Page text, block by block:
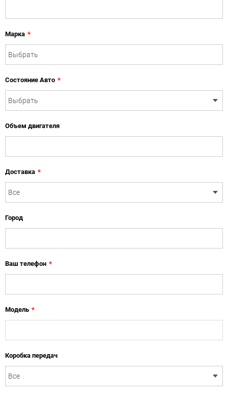
Марка *
Состояние Авто *
Объем двигателя
Доставка *
Город
Ваш телефон *
Модель *
Коробка передач